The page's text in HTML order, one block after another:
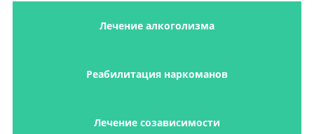
Лечение алкоголизма
Реабилитация наркоманов
Лечение созависимости